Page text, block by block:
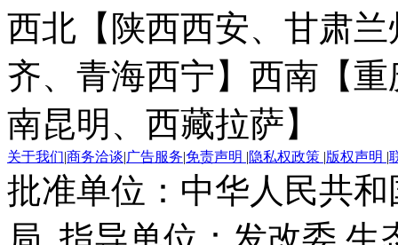
西北【陕西西安、甘肃
齐、青海西宁】 西南【
南昆明、西藏拉萨】
关于我们|商务洽谈|广告服务|免责声明 |隐私权政策 |版权声明 |
批准单位：中华人民共